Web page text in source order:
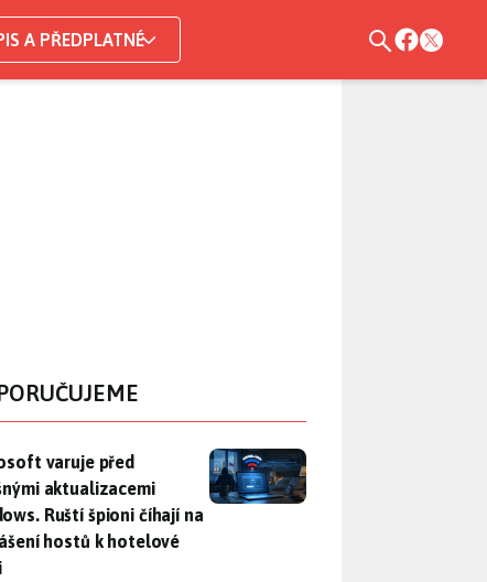
A PŘEDPLATNÉ
varuje před falešnými aktualizacemi Windows. Ruští
varuje před
aktualizacemi
Ruští špioni číhají na
hostů k hotelové